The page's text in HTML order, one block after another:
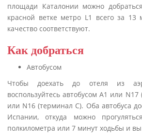
площади Каталонии можно
красной ветке метро L1 всего за
качество соответствуют.
Как добраться
Автобусом
Чтобы доехать до отеля из
воспользуйтесь автобусом А1 или
или N16 (терминал С). Оба автобуса
Испании, откуда можно
полкилометра или 7 минут ходьбы и вы